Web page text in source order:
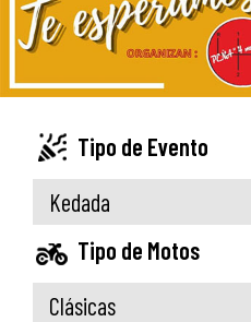
Tipo de Evento
Kedada
Tipo de Motos
Clásicas